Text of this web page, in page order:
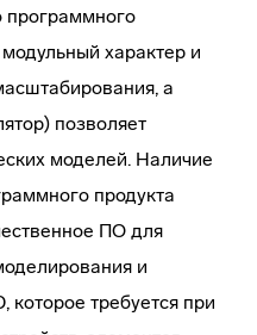
программного
характер и
а
позволяет
моделей. Наличие
продукта
ПО для
и
требуется при